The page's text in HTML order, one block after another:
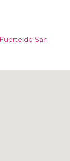
Fuerte de San